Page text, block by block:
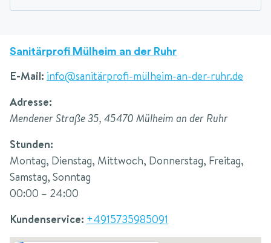
Sanitärprofi Mülheim an der Ruhr
E-Mail: info@sanitärprofi-mülheim-an-der-ruhr.de
Adresse:
Mendener Straße 35, 45470 Mülheim an der Ruhr
Stunden:
Montag, Dienstag, Mittwoch, Donnerstag, Freitag,
Samstag, Sonntag
00:00 – 24:00
Kundenservice: +4915735985091